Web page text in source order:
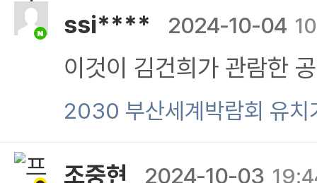
ssi**** 2024-10-04
이것이 김건희가 관람한
2030 부산세계박람회 유치
조중현 2024-10-03